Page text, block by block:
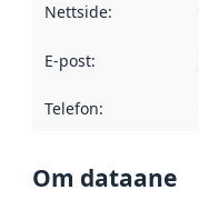
Nettside:
E-post:
Telefon:
Om dataane